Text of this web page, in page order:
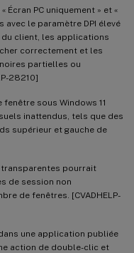
PC uniquement » et «
avec le paramètre DPI élevé
du client, les applications
correctement et les
partielles ou
28210]
fenêtre sous Windows 11
inattendus, tels que des
supérieur et gauche de
pourrait
de session non
de fenêtres. [CVADHELP-
une application publiée
action de double-clic et